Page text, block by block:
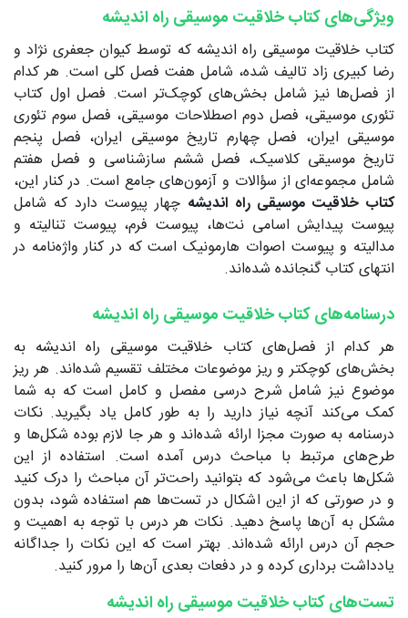
ویژگی‌های کتاب خلاقیت موسیقی راه اندیشه
کتاب خلاقیت موسیقی راه اندیشه که توسط کیوان جعفری نژاد و
رضا کبیری زاد تالیف شده، شامل هفت فصل کلی است. هر کدام
از فصل‌ها نیز شامل بخش‌های کوچک‌تر است. فصل اول کتاب
تئوری موسیقی، فصل دوم اصطلاحات موسیقی، فصل سوم تئوری
موسیقی ایران، فصل چهارم تاریخ موسیقی ایران، فصل پنجم
تاریخ موسیقی کلاسیک، فصل ششم سازشناسی و فصل هفتم
شامل مجموعه‌ای از سؤالات و آزمون‌های جامع است. در کنار این،
کتاب خلاقیت موسیقی راه اندیشه چهار پیوست دارد که شامل
پیوست پیدایش اسامی نت‌ها، پیوست فرم، پیوست تنالیته و
مدالیته و پیوست اصوات هارمونیک است که در کنار واژه‌نامه در
انتهای کتاب گنجانده شده‌اند.
درسنامه‌های کتاب خلاقیت موسیقی راه اندیشه
هر کدام از فصل‌های کتاب خلاقیت موسیقی راه اندیشه به
بخش‌های کوچکتر و ریز موضوعات مختلف تقسیم شده‌اند. هر ریز
موضوع نیز شامل شرح درسی مفصل و کامل است که به شما
کمک می‌کند آنچه نیاز دارید را به طور کامل یاد بگیرید. نکات
درسنامه به صورت مجزا ارائه شده‌اند و هر جا لازم بوده شکل‌ها و
طرح‌های مرتبط با مباحث درس آمده است. استفاده از این
شکل‌ها باعث می‌شود که بتوانید راحت‌تر آن مباحث را درک کنید
و در صورتی که از این اشکال در تست‌ها هم استفاده شود، بدون
مشکل به آن‌ها پاسخ دهید. نکات هر درس با توجه به اهمیت و
حجم آن درس ارائه شده‌اند. بهتر است که این نکات را جداگانه
یادداشت برداری کرده و در دفعات بعدی آن‌ها را مرور کنید.
تست‌های کتاب خلاقیت موسیقی راه اندیشه